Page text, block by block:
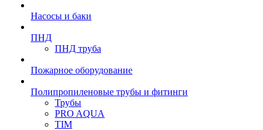
Насосы и баки
ПНД
ПНД труба
Пожарное оборудование
Полипропиленовые трубы и фитинги
Трубы
PRO AQUA
TIM